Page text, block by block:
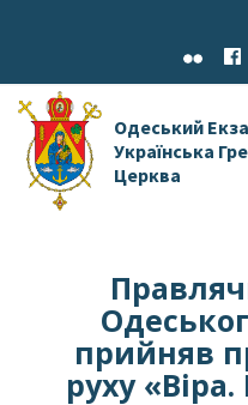
Одеський
Українська
Церква
прийняв
руху